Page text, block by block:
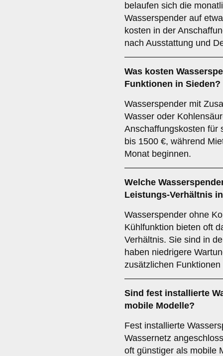
belaufen sich die
Wasserspender auf
kosten in der
nach Ausstattung und
Was kosten
Funktionen in Sieden?
Wasserspender mit
Wasser oder
Anschaffungskosten für
bis 1500 €, während
Monat beginnen.
Welche
Leistungs-Verhältnis
Wasserspender ohne
Kühlfunktion bieten oft
Verhältnis. Sie sind in
haben niedrigere
zusätzlichen
Sind fest installierte
mobile Modelle?
Fest installierte
Wassernetz
oft günstiger als mobile